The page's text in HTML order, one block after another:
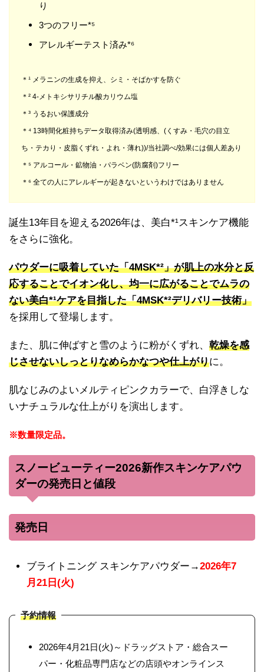
り
3つのフリー*⁵
アレルギーテスト済み*⁶
＊¹ メラニンの生成を抑え、シミ・そばかすを防ぐ
＊² 4-メトキシサリチル酸カリウム塩
＊³ うるおい保護成分
＊⁴ 13時間化粧持ちデータ取得済み(透明感、(くすみ・毛穴の目立
ち・テカり・皮脂くずれ・よれ・薄れ))/当社調べ/効果には個人差あり
＊⁵ アルコール・鉱物油・パラベン(防腐剤)フリー
＊⁶ 全ての人にアレルギーが起きないというわけではありません
誕生13年目を迎える2026年は、美白*¹スキンケア機能
をさらに強化。
パウダーに吸着していた「4MSK*²」が肌上の水分と反
応することでイオン化し、均一に広がることでムラの
ない美白*¹ケアを目指した「4MSK*²デリバリー技術」
を採用して登場します。
また、肌に伸ばすと雪のように粉がくずれ、 乾燥を感
じさせないしっとりなめらかなつや仕上がりに。
肌なじみのよいメルティピンクカラーで、白浮きしな
いナチュラルな仕上がりを演出します。
※数量限定品。
スノービューティー2026新作スキンケアパウ
ダーの発売日と値段
発売日
ブライトニング スキンケアパウダー→2026年7
月21日(火)
予約情報
2026年4月21日(火)～ドラッグストア・総合スー
パー・化粧品専門店などの店頭やオンラインス